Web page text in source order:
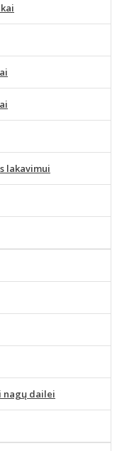
lakavimui
nagų dailei